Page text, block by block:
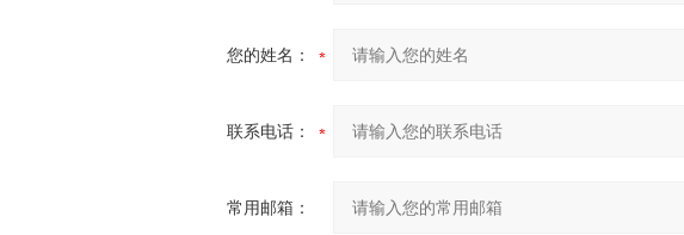
您的姓名：
联系电话：
常用邮箱：